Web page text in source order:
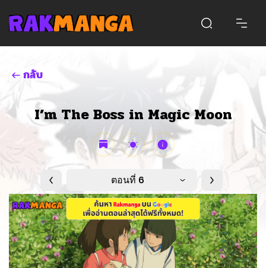
กลับ
I’m The Boss in Magic Moon
ตอนที่ 6